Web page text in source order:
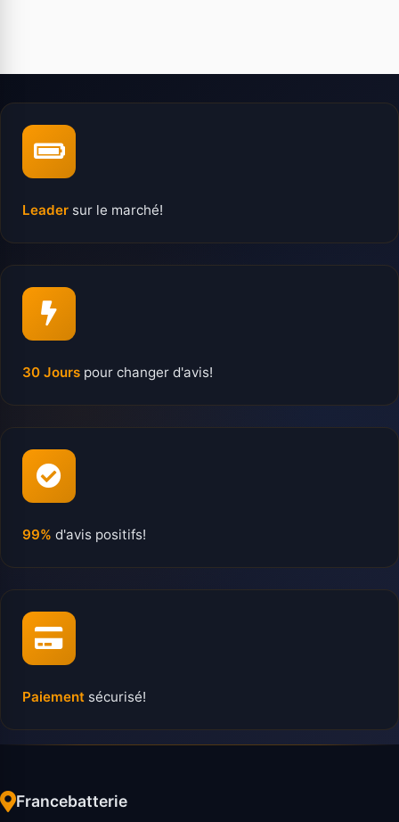
Leader sur le marché!
30 Jours pour changer d'avis!
99% d'avis positifs!
Paiement sécurisé!
Francebatterie